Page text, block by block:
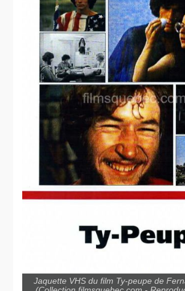
Jaquette VHS du film Ty-peupe de